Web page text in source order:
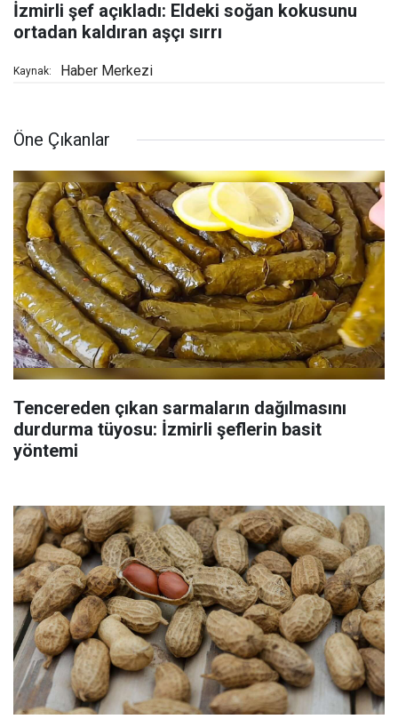
İzmirli şef açıkladı: Eldeki soğan kokusunu
ortadan kaldıran aşçı sırrı
Kaynak: Haber Merkezi
Öne Çıkanlar
Tencereden çıkan sarmaların dağılmasını
durdurma tüyosu: İzmirli şeflerin basit
yöntemi